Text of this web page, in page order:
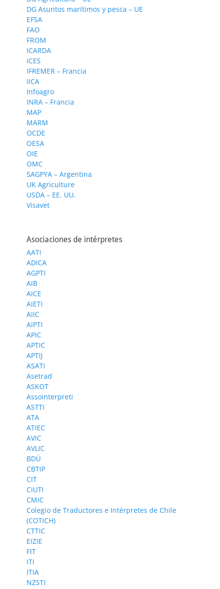
DG Asuntos marítimos y pesca – UE
EFSA
FAO
FROM
ICARDA
ICES
IFREMER – Francia
IICA
Infoagro
INRA – Francia
MAP
MARM
OCDE
OESA
OIE
OMC
SAGPYA – Argentina
UK Agriculture
USDA – EE. UU.
Visavet
Asociaciones de intérpretes
AATI
ADICA
AGPTI
AIB
AICE
AIETI
AIIC
AIPTI
APIC
APTIC
APTIJ
ASATI
Asetrad
ASKOT
Assointerpreti
ASTTI
ATA
ATIEC
AVIC
AVLIC
BDÜ
CBTIP
CIT
CIUTI
CMIC
Colegio de Traductores e Intérpretes de Chile
(COTICH)
CTTIC
EIZIE
FIT
ITI
ITIA
NZSTI